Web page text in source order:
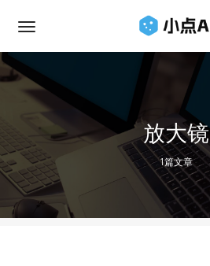
放大镜
1篇文章